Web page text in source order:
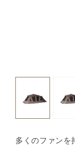
多くのファンを